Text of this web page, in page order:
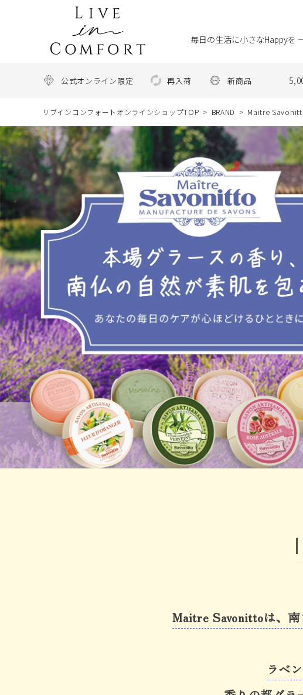
毎日の生活に小さなHappyを
公式オンライン限定 再入荷 新商品
リブインコンフォートオンラインショップTOP BRAND Maitre
Maitre Savonittoは、
ラベ